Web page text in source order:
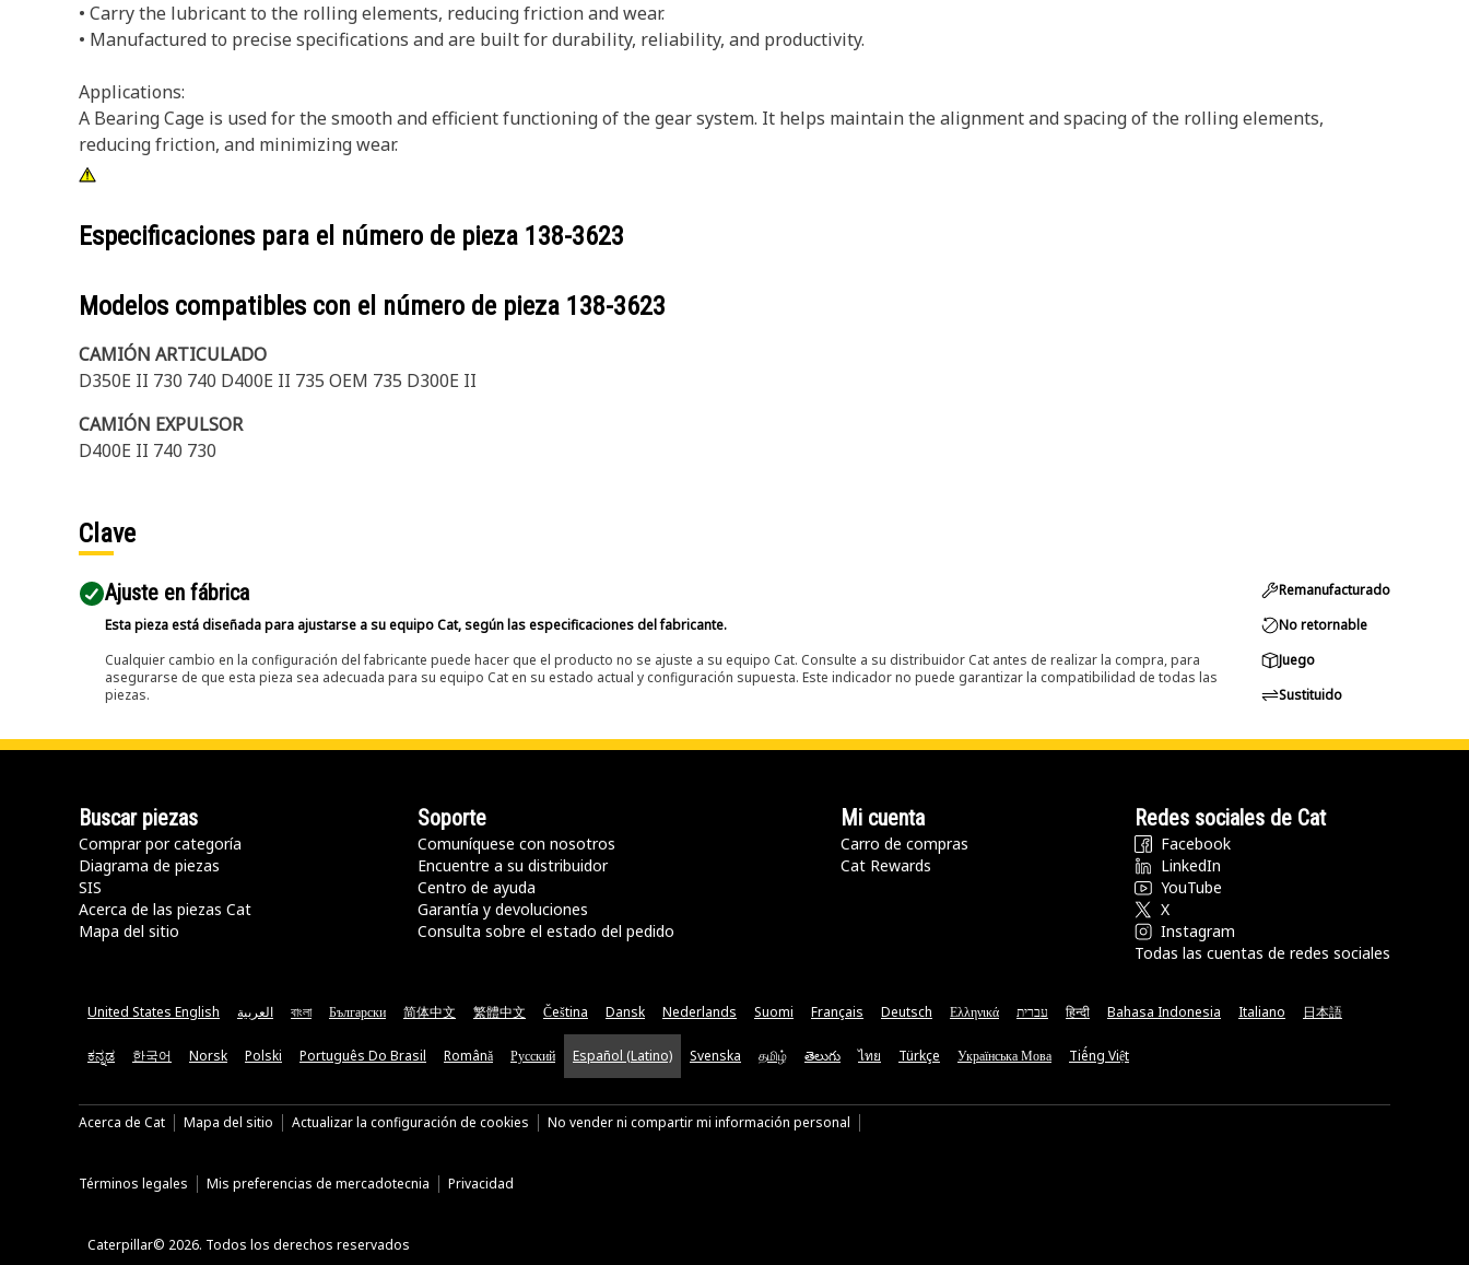
• Carry the lubricant to the rolling elements, reducing friction and wear.
• Manufactured to precise specifications and are built for durability, reliability, and productivity.
Applications:
A Bearing Cage is used for the smooth and efficient functioning of the gear system. It helps maintain the alignment and spacing of the rolling elements,
reducing friction, and minimizing wear.
Especificaciones para el número de pieza 138-3623
Modelos compatibles con el número de pieza 138-3623
CAMIÓN ARTICULADO
D350E II 730 740 D400E II 735 OEM 735 D300E II
CAMIÓN EXPULSOR
D400E II 740 730
Clave
Ajuste en fábrica
Esta pieza está diseñada para ajustarse a su equipo Cat, según las especificaciones del fabricante.
Cualquier cambio en la configuración del fabricante puede hacer que el producto no se ajuste a su equipo Cat. Consulte a su distribuidor Cat antes de realizar la compra, para
asegurarse de que esta pieza sea adecuada para su equipo Cat en su estado actual y configuración supuesta. Este indicador no puede garantizar la compatibilidad de todas las
piezas.
Remanufacturado
No retornable
Juego
Sustituido
Buscar piezas
Comprar por categoría
Diagrama de piezas
SIS
Acerca de las piezas Cat
Mapa del sitio
Soporte
Comuníquese con nosotros
Encuentre a su distribuidor
Centro de ayuda
Garantía y devoluciones
Consulta sobre el estado del pedido
Mi cuenta
Carro de compras
Cat Rewards
Redes sociales de Cat
Facebook
LinkedIn
YouTube
X
Instagram
Todas las cuentas de redes sociales
United States English العربية বাংলা Български 简体中文 繁體中文 Čeština Dansk Nederlands Suomi Français Deutsch Ελληνικά עברית हिन्दी Bahasa Indonesia Italiano 日本語
ಕನ್ನಡ 한국어 Norsk Polski Português Do Brasil Română Русский Español (Latino) Svenska தமிழ் తెలుగు ไทย Türkçe Українська Мова Tiếng Việt
Acerca de Cat Mapa del sitio Actualizar la configuración de cookies No vender ni compartir mi información personal
Términos legales Mis preferencias de mercadotecnia Privacidad
Caterpillar© 2026. Todos los derechos reservados